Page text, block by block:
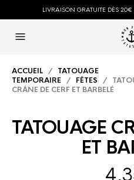
LIVRAISON GRATUITE DÈS
ACCUEIL / TATOUAGE
TEMPORAIRE / FÊTES /
CRÂNE DE CERF ET BARBELÉ
TATOUAGE
ET